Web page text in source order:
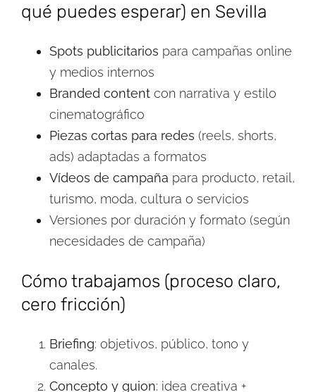
qué puedes esperar) en Sevilla
Spots publicitarios para campañas online
y medios internos
Branded contentcon narrativa y estilo
cinematográfico
Piezas cortas para redes (reels, shorts,
ads) adaptadas a formatos
Vídeos de campaña para producto, retail,
turismo, moda, cultura o servicios
Versiones por duración y formato (según
necesidades de campaña)
Cómo trabajamos (proceso claro,
cero fricción)
Briefing: objetivos, público, tono y
canales.
Concepto y guion: idea creativa +